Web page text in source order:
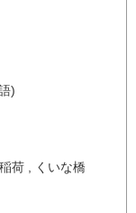
)
荷 , くいな橋